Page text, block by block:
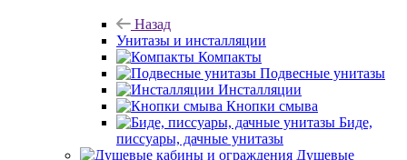
Назад
Унитазы и инсталляции
Компакты
Подвесные унитазы
Инсталляции
Кнопки смыва
Биде,
писсуары, дачные унитазы
Душевые